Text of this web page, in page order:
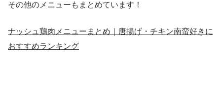
その他のメニューもまとめています！
ナッシュ鶏肉メニューまとめ｜唐揚げ・チキン南蛮好きに
おすすめランキング